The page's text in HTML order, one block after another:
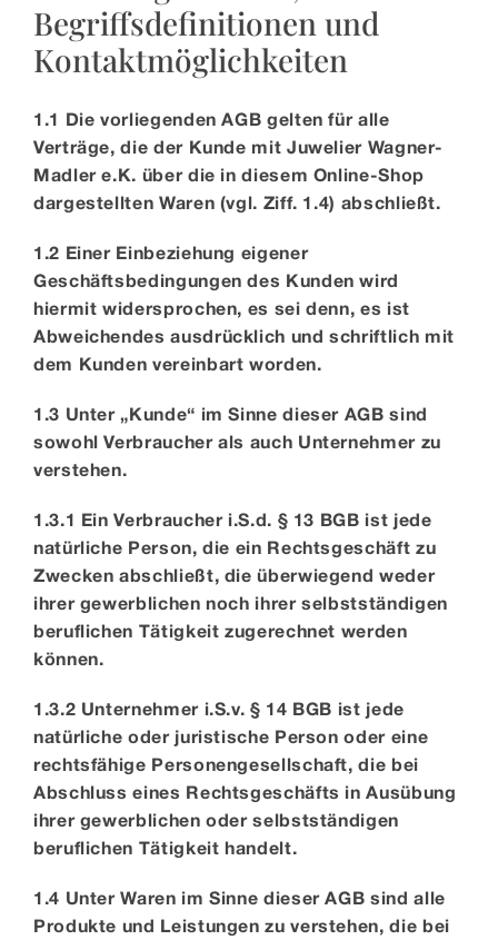
Begriffsdefinitionen und
Kontaktmöglichkeiten
1.1 Die vorliegenden AGB gelten für alle
Verträge, die der Kunde mit Juwelier Wagner-
Madler e.K. über die in diesem Online-Shop
dargestellten Waren (vgl. Ziff. 1.4) abschließt.
1.2 Einer Einbeziehung eigener
Geschäftsbedingungen des Kunden wird
hiermit widersprochen, es sei denn, es ist
Abweichendes ausdrücklich und schriftlich mit
dem Kunden vereinbart worden.
1.3 Unter „Kunde“ im Sinne dieser AGB sind
sowohl Verbraucher als auch Unternehmer zu
verstehen.
1.3.1 Ein Verbraucher i.S.d. § 13 BGB ist jede
natürliche Person, die ein Rechtsgeschäft zu
Zwecken abschließt, die überwiegend weder
ihrer gewerblichen noch ihrer selbstständigen
beruflichen Tätigkeit zugerechnet werden
können.
1.3.2 Unternehmer i.S.v. § 14 BGB ist jede
natürliche oder juristische Person oder eine
rechtsfähige Personengesellschaft, die bei
Abschluss eines Rechtsgeschäfts in Ausübung
ihrer gewerblichen oder selbstständigen
beruflichen Tätigkeit handelt.
1.4 Unter Waren im Sinne dieser AGB sind alle
Produkte und Leistungen zu verstehen, die bei